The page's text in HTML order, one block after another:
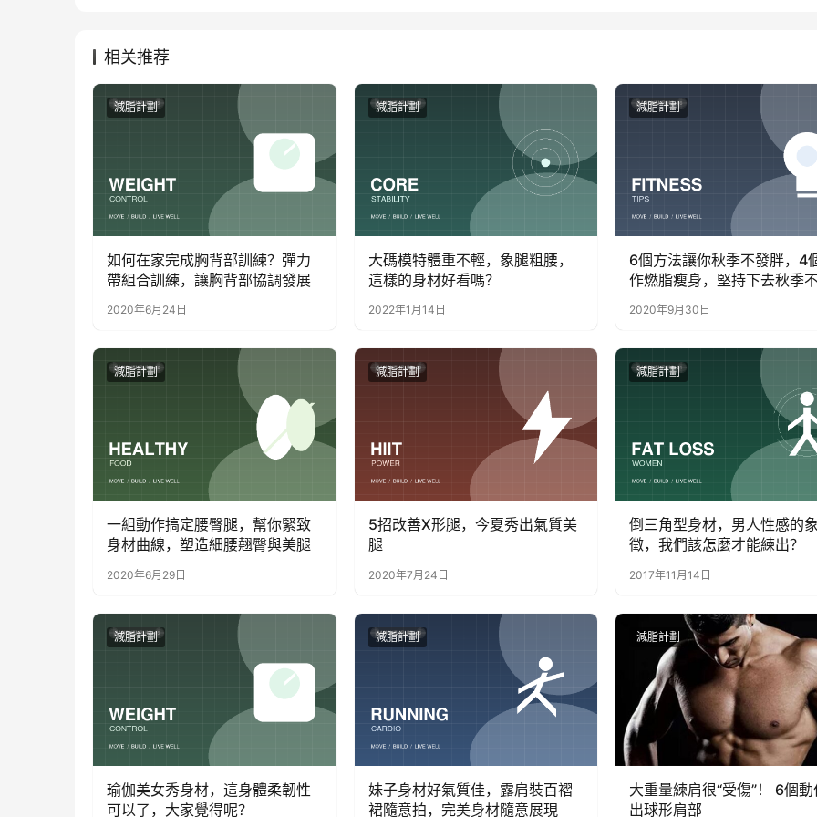
相关推荐
減脂計劃
如何在家完成胸背部訓練？彈力
帶組合訓練，讓胸背部協調發展
2020年6月24日
減脂計劃
大碼模特體重不輕，象腿粗腰，
這樣的身材好看嗎？
2022年1月14日
減脂計劃
6個方法讓你秋季不發胖，4
作燃脂瘦身，堅持下去秋季
2020年9月30日
減脂計劃
一組動作搞定腰臀腿，幫你緊致
身材曲線，塑造細腰翹臀與美腿
2020年6月29日
減脂計劃
5招改善X形腿，今夏秀出氣質美
腿
2020年7月24日
減脂計劃
倒三角型身材，男人性感的
徵，我們該怎麼才能練出？
2017年11月14日
減脂計劃
瑜伽美女秀身材，這身體柔韌性
可以了，大家覺得呢？
減脂計劃
妹子身材好氣質佳，露肩裝百褶
裙隨意拍，完美身材隨意展現
減脂計劃
大重量練肩很“受傷”！ 6個
出球形肩部